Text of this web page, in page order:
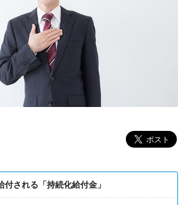
付される「持続化給付金」